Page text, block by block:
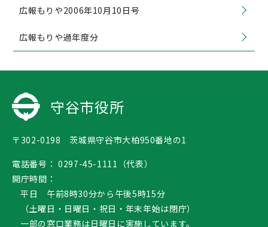
広報もりや2006年10月10日号
広報もりや過年度分
守谷市役所
〒302-0198 茨城県守谷市大柏950番地の1
電話番号： 0297-45-1111（代表）
開庁時間：
平日 午前8時30分から午後5時15分
（土曜日・日曜日・祝日・年末年始は閉庁）
一部の窓口業務は日曜日に実施しています。